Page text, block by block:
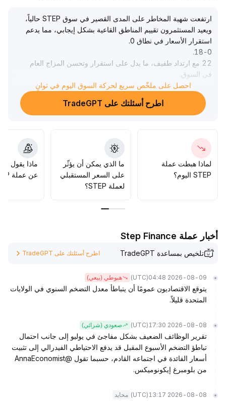
ارتفعت شهية المخاطر على المدى القصير في سوق STEP حالياً،
ويعيد المستثمرون تقييم المناطق القاعية بشكل إيجابي، مما يدعم
استقرار الأسعار في نطاق 0
.
18-0
.
22 مع ارتداد طفيف، ما يدل على استقرار وتحسن المزاج العام
في السوق
ومع ذلك، لا يزال الهيكل الفني لم يشهد اختراقاً فعالاً، إذ تبقى
المتوسطات والمتانة ضعيفة
تحول الاتجاه من ضعف إلى قوة يتطلب مراقبة اختراق مستوى 0
التداول ومستويات المقاومة الرئيسية عن كثب، والانتظار حتى
يتضح الاتجاه قبل زيادة المراكز
احصل على ملخّص سريع لحركة السوق اليوم في ثوانٍ
اطرح أسئلتك على TradeGPT
لماذا هبطت عملة
STEP اليوم؟
ما الذي يمكن أن يؤثّر
على السعر المستقبلي
لعملة STEP؟
ماذا يقول
عن عملة STEP؟
أخبار عملة Step Finance
تلخيص بمساعدة TradeGPT اطرح أسئلتك على TradeGPT
2026-08-09 04:48
(UTC) هبوطي (بيعي)
يتوقع الاقتصاديون عمومًا أن يتباطأ معدل التضخم السنوي في الولايات
المتحدة قليلاً.
2026-08-08 17:30
(UTC) صعودي (شرائي)
تقرير الوظائف الضعيف بشكل مفاجئ في يوليو إلى جانب احتمال
تباطؤ التضخم الأسبوع المقبل قد يدفع الاحتياطي الفيدرالي إلى تثبيت
أسعار الفائدة في اجتماعه القادم، حسبما تقول @AnnaEconomist
من بلومبرغ إيكونوميكس.
2026-08-08 13:17
(UTC) محايد